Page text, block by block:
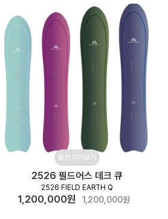
옵션 미리보기
2526 필드어스 데크 큐
2526 FIELD EARTH Q
1,200,000원 1,200,000원